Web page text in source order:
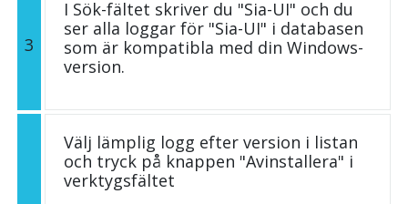
3
I Sök-fältet skriver du "Sia-UI" och du
ser alla loggar för "Sia-UI" i databasen
som är kompatibla med din Windows-
version.
Välj lämplig logg efter version i listan
och tryck på knappen "Avinstallera" i
verktygsfältet